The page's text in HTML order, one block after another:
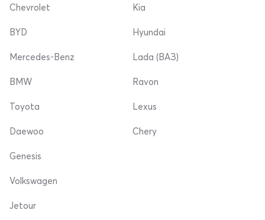
Chevrolet
BYD
Mercedes-Benz
Kia
Hyundai
Lada (ВАЗ)
BMW
Toyota
Daewoo
Ravon
Lexus
Chery
Genesis
Volkswagen
Jetour